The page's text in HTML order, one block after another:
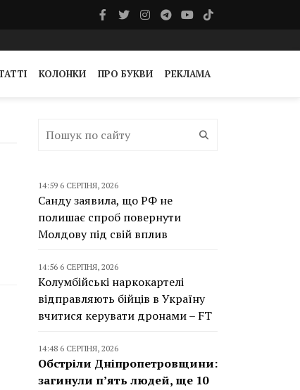
КОЛОНКИ ПРО БУКВИ РЕКЛАМА
14:59 6 СЕРПНЯ, 2026
Санду заявила, що РФ не
полишає спроб повернути
Молдову під свій вплив
14:56 6 СЕРПНЯ, 2026
Колумбійські наркокартелі
відправляють бійців в Україну
вчитися керувати дронами – FT
14:48 6 СЕРПНЯ, 2026
Обстріли Дніпропетровщини:
загинули п’ять людей, ще 10